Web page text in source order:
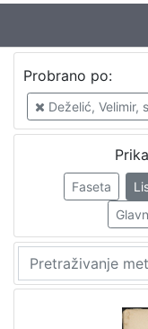
Probrano po:
Deželić, Velimir,
Faseta